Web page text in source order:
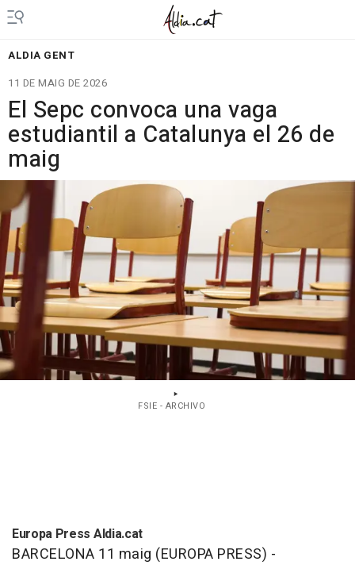
ALDIA GENT
11 DE MAIG DE 2026
El Sepc convoca una vaga
estudiantil a Catalunya el 26 de
maig
FSIE - ARCHIVO
Europa Press Aldia.cat
BARCELONA 11 maig (EUROPA PRESS) -